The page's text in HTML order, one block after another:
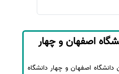
اصفهان و چهار
اصفهان و چهار دانشگاه